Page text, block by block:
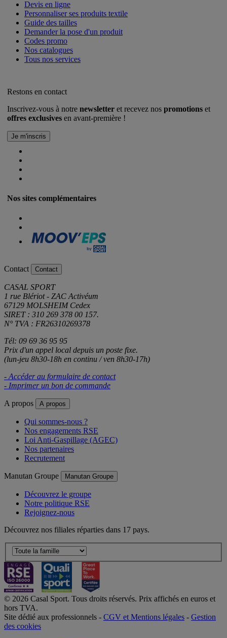
Devis en ligne
Personnaliser ses produits textile
Guide des tailles
Demander la pose d'un produit
Codes promo
Nos catalogues
Tous nos services
Restons en contact
Inscrivez-vous à notre newsletter et recevez nos promotions et
offres exclusives en avant-première !
Nos sites complémentaires
Contact Contact
CASAL SPORT
1 rue Blériot - ZAC Activéum
67129 MOLSHEIM Cedex
SIRET : 310 269 378 00 157.
N° TVA : FR26310269378
Tél: 09 69 36 95 95
Prix d'un appel local depuis un poste fixe.
(lun-jeu 8h30-18h en continu / ven 8h30-17h)
- Accéder au formulaire de contact
- Imprimer un bon de commande
A propos A propos
Qui sommes-nous ?
Nos engagements RSE
Loi Anti-Gaspillage (AGEC)
Nos partenaires
Recrutement
Manutan Groupe Manutan Groupe
Découvrez le groupe
Notre politique RSE
Rejoignez-nous
Découvrez nos filiales réparties dans 17 pays.
© 2026 Casal Sport. Tous droits réservés. Prix affichés en euros et
hors TVA.
Site dédié aux professionnels - CGV et Mentions légales - Gestion
des cookies